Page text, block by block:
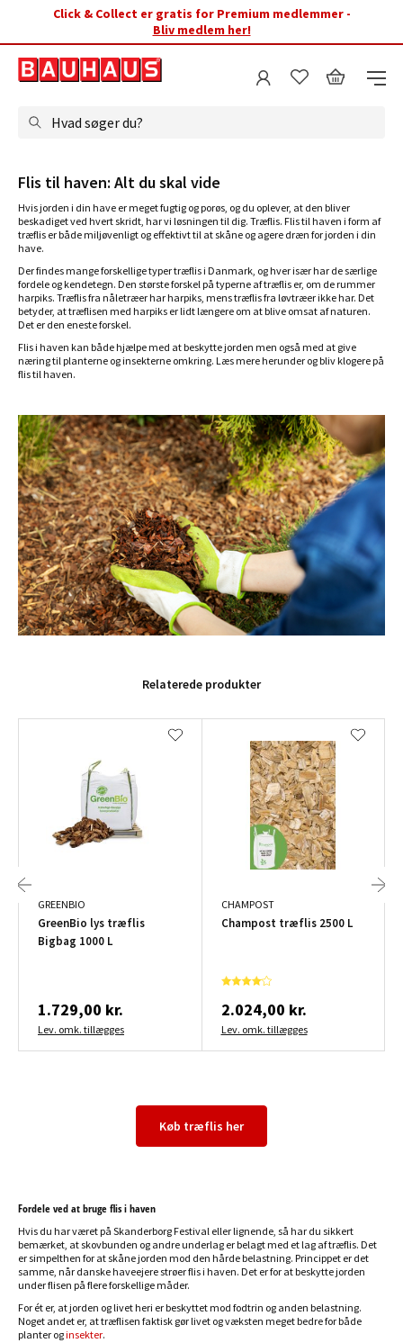
Click & Collect er gratis for Premium medlemmer -
Bliv medlem her!
Hvad søger du?
Flis til haven: Alt du skal vide
Hvis jorden i din have er meget fugtig og porøs, og du oplever, at den bliver
beskadiget ved hvert skridt, har vi løsningen til dig. Træflis. Flis til haven i form af
træflis er både miljøvenligt og effektivt til at skåne og agere dræn for jorden i din
have.
Der findes mange forskellige typer træflis i Danmark, og hver især har de særlige
fordele og kendetegn. Den største forskel på typerne af træflis er, om de rummer
harpiks. Træflis fra nåletræer har harpiks, mens træflis fra løvtræer ikke har. Det
betyder, at træflisen med harpiks er lidt længere om at blive omsat af naturen.
Det er den eneste forskel.
Flis i haven kan både hjælpe med at beskytte jorden men også med at give
næring til planterne og insekterne omkring. Læs mere herunder og bliv klogere på
flis til haven.
Relaterede produkter
GREENBIO
GreenBio lys træflis
Bigbag 1000 L
1.729,00 kr.
Lev. omk. tillægges
CHAMPOST
Champost træflis 2500 L
2.024,00 kr.
Lev. omk. tillægges
Køb træflis her
Fordele ved at bruge flis i haven
Hvis du har været på Skanderborg Festival eller lignende, så har du sikkert
bemærket, at skovbunden og andre underlag er belagt med et lag af træflis. Det
er simpelthen for at skåne jorden mod den hårde belastning. Princippet er det
samme, når danske haveejere strøer flis i haven. Det er for at beskytte jorden
under flisen på flere forskellige måder.
For ét er, at jorden og livet heri er beskyttet mod fodtrin og anden belastning.
Noget andet er, at træflisen faktisk gør livet og væksten meget bedre for både
planter oginsekter.